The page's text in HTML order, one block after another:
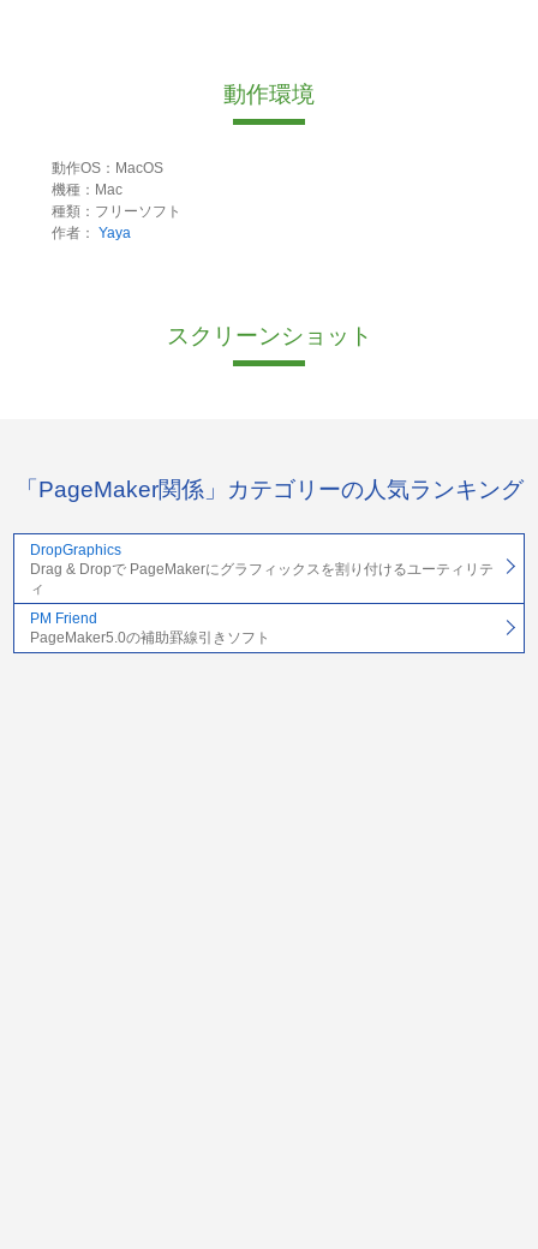
動作環境
動作OS：MacOS
機種：Mac
種類：フリーソフト
作者： Yaya
スクリーンショット
「PageMaker関係」カテゴリーの人気ランキング
DropGraphics
Drag & Dropで PageMakerにグラフィックスを割り付けるユーティリテ
ィ
PM Friend
PageMaker5.0の補助罫線引きソフト